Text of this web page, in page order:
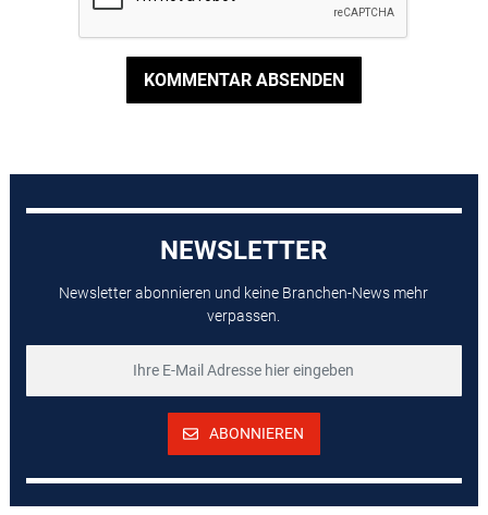
KOMMENTAR ABSENDEN
NEWSLETTER
Newsletter abonnieren und keine Branchen-News mehr
verpassen.
ABONNIEREN